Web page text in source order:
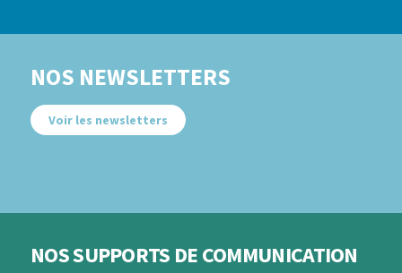
NOS NEWSLETTERS
Voir les newsletters
NOS SUPPORTS DE COMMUNICATION